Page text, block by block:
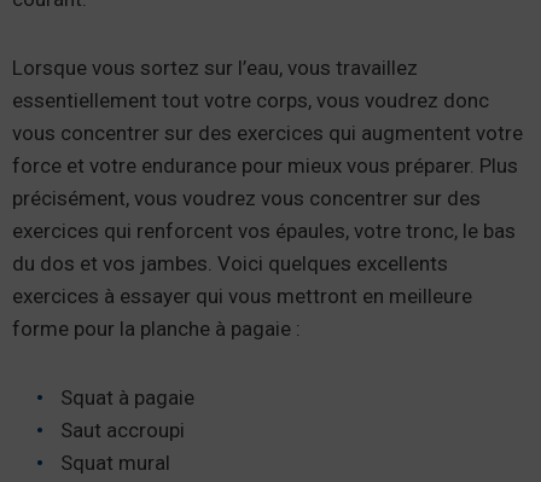
Lorsque vous sortez sur l’eau, vous travaillez
essentiellement tout votre corps, vous voudrez donc
vous concentrer sur des exercices qui augmentent votre
force et votre endurance pour mieux vous préparer. Plus
précisément, vous voudrez vous concentrer sur des
exercices qui renforcent vos épaules, votre tronc, le bas
du dos et vos jambes. Voici quelques excellents
exercices à essayer qui vous mettront en meilleure
forme pour la planche à pagaie :
Squat à pagaie
Saut accroupi
Squat mural